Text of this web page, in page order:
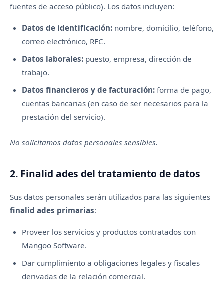
fuentes de acceso público). Los datos incluyen:
Datos de identificación: nombre, domicilio, teléfono,
correo electrónico, RFC.
Datos laborales: puesto, empresa, dirección de
trabajo.
Datos financieros y de facturación: forma de pago,
cuentas bancarias (en caso de ser necesarios para la
prestación del servicio).
No solicitamos datos personales sensibles.
2. Finalid ades del tratamiento de datos
Sus datos personales serán utilizados para las siguientes
finalid ades primarias:
Proveer los servicios y productos contratados con
Mangoo Software.
Dar cumplimiento a obligaciones legales y fiscales
derivadas de la relación comercial.